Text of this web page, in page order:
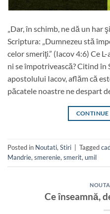
„Dar, în schimb, ne dă un har
Scriptura: „Dumnezeu stă
celor smeriţi.” (Iacov 4:6) Ce
ni se împotrivească? Citind
apostolului Iacov, aflăm că
păcatele noastre ne despart
CONTINUE
Posted in Noutati,Stiri Tagged
Mandrie,smerenie,smerit,umil
Ce înseamnă,